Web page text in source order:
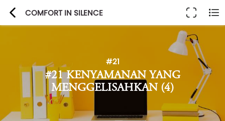
COMFORT IN SILENCE
#21
#21 KENYAMANAN YANG
MENGGELISAHKAN (4)